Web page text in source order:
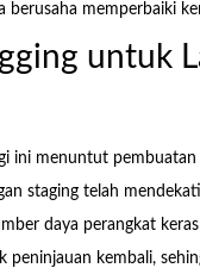
memperbaiki
untuk
ini menuntut
staging telah
daya perangkat
kembali,